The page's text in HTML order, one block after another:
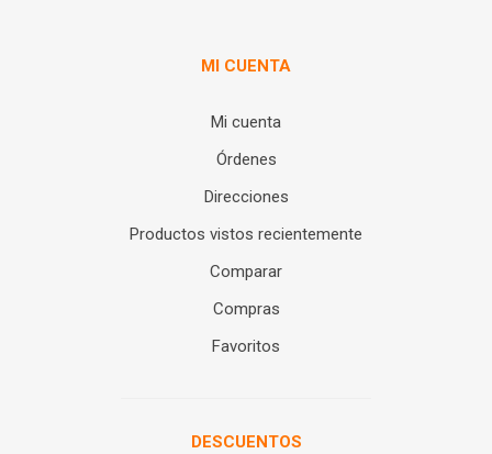
MI CUENTA
Mi cuenta
Órdenes
Direcciones
Productos vistos recientemente
Comparar
Compras
Favoritos
DESCUENTOS